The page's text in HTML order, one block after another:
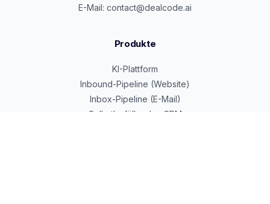
E-Mail: contact@dealcode.ai
Produkte
KI-Plattform
Inbound-Pipeline (Website)
Inbox-Pipeline (E-Mail)
Selbstbefüllendes CRM